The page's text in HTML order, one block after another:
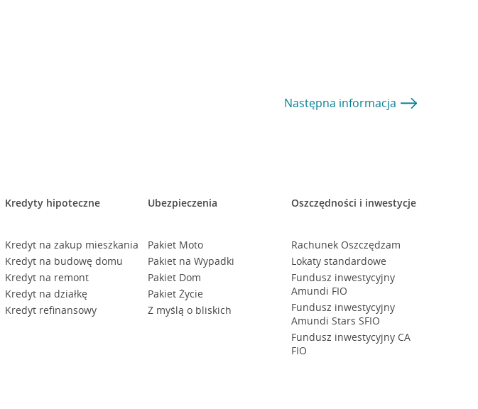
Następna informacja
Kredyty hipoteczne
Kredyt na zakup mieszkania
Kredyt na budowę domu
Kredyt na remont
Kredyt na działkę
Kredyt refinansowy
Ubezpieczenia
Pakiet Moto
Pakiet na Wypadki
Pakiet Dom
Pakiet Życie
Z myślą o bliskich
Oszczędności i inwestycje
Rachunek Oszczędzam
Lokaty standardowe
Fundusz inwestycyjny
Amundi FIO
Fundusz inwestycyjny
Amundi Stars SFIO
Fundusz inwestycyjny CA
FIO